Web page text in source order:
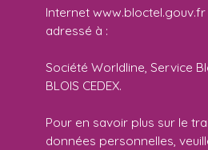
Internet
adressé à :
Société Worldline, Service
BLOIS CEDEX.
Pour en savoir plus sur le
données personnelles,